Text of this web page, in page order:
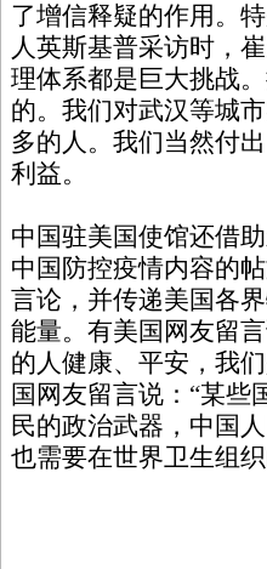
了增信释疑的作用。
人英斯基普采访时，
理体系都是巨大挑战
的。我们对武汉等城
多的人。我们当然付
利益。
中国驻美国使馆还借
中国防控疫情内容的
言论，并传递美国各
能量。有美国网友留
的人健康、平安，我
国网友留言说：“某些
民的政治武器，中国
也需要在世界卫生组